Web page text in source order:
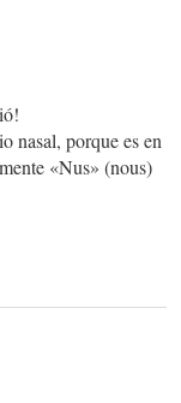
nasal, porque es en
«Nus» (nous)